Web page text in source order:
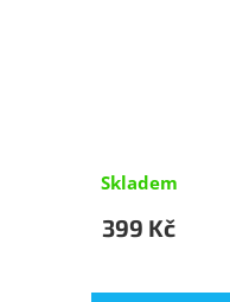
Skladem
399 Kč